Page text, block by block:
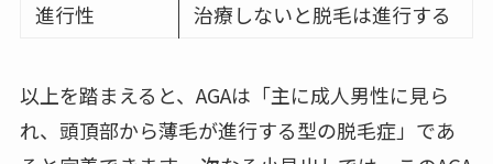
進行性
治療しないと脱毛は進行する
以上を踏まえると、AGAは「主に成人男性に見ら
れ、頭頂部から薄毛が進行する型の脱毛症」であ